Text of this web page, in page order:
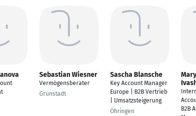
Sebastian Wiesner
Vermögensberater
Grünstadt
Sascha Blansche
Key Account Manager
Europe | B2B Vertrieb
| Umsatzsteigerung
Öhringen
B2B